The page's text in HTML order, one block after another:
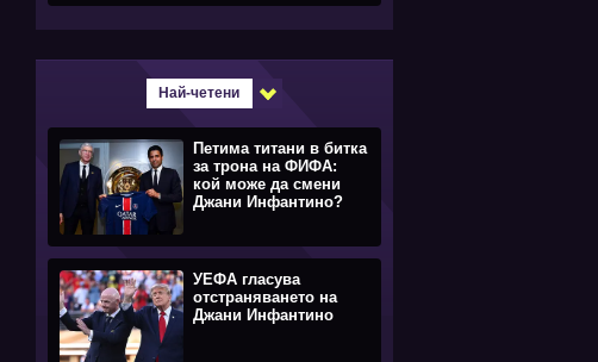
Най-четени
Петима титани в битка
за трона на ФИФА:
кой може да смени
Джани Инфантино?
УЕФА гласува
отстраняването на
Джани Инфантино